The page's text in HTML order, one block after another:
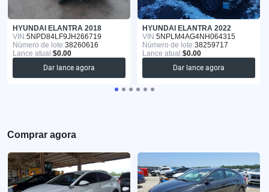
HYUNDAI ELANTRA 2018
VIN:5NPD84LF9JH266719
Número de lote:38260616
Lance atual:$0.00
Dar lance agora
HYUNDAI ELANTRA 2022
VIN:5NPLM4AG4NH064315
Número de lote:38259717
Lance atual:$0.00
Dar lance agora
Comprar agora